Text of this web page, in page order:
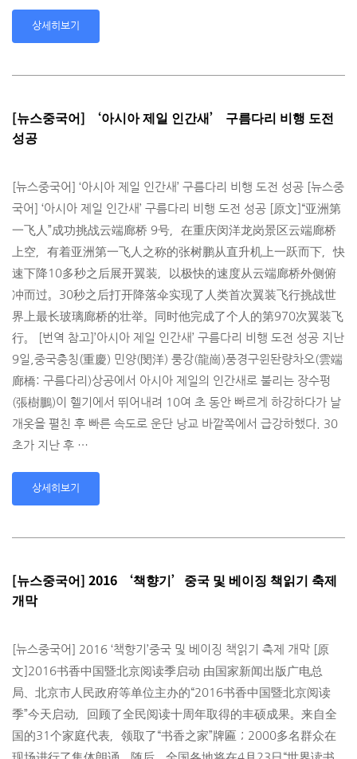
상세히보기
[뉴스중국어] ‘아시아 제일 인간새’ 구름다리 비행 도전
성공
[뉴스중국어] ‘아시아 제일 인간새’ 구름다리 비행 도전 성공 [뉴스중
국어] ‘아시아 제일 인간새’ 구름다리 비행 도전 성공 [原文]“亚洲第
一飞人”成功挑战云端廊桥 9号，在重庆闵洋龙岗景区云端廊桥
上空，有着亚洲第一飞人之称的张树鹏从直升机上一跃­而下，快
速下降10多秒之后展开翼装，以极快的速度从云端廊桥外侧俯
冲而过。30秒之­后打开降落伞实现了人类首次翼装飞行挑战世
界上最长玻璃廊桥的壮举。同时他完成了个人­的第970次翼装飞
行。 [번역 참고]’아시아 제일 인간새’ 구름다리 비행 도전 성공 지난
9일,중국충칭(重慶) 민양(閔洋) 룽강(龍崗)풍경구윈돤량차오(雲端
廊橋: 구름다리)상공에서 아시아 제일의 인간새로 불리는 장수펑
(張樹鵬)이 헬기에서 뛰어내려 10여 초 동안 빠르게 하강하다가 날
개옷을 펼친 후 빠른 속도로 운단 낭교 바깥쪽에서 급강하했다. 30
초가 지난 후 …
상세히보기
[뉴스중국어] 2016 ‘책향기’중국 및 베이징 책읽기 축제
개막
[뉴스중국어] 2016 ‘책향기’중국 및 베이징 책읽기 축제 개막 [原
文]2016书香中国暨北京阅读季启动 由国家新闻出版广电总
局、北京市人民政府等单位主办的“2016书香中国暨北京阅读
季­”今天启动，回顾了全民阅读十周年取得的丰硕成果。来自全
国的31个家庭代表，领取了­“书香之家”牌匾；2000多名群众在